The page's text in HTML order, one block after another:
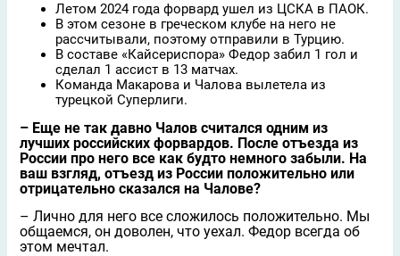
Летом 2024 года форвард ушел из ЦСКА в ПАОК.
В этом сезоне в греческом клубе на него не
рассчитывали, поэтому отправили в Турцию.
В составе «Кайсериспора» Федор забил 1 гол и
сделал 1 ассист в 13 матчах.
Команда Макарова и Чалова вылетела из
турецкой Суперлиги.
– Еще не так давно Чалов считался одним из
лучших российских форвардов. После отъезда из
России про него все как будто немного забыли. На
ваш взгляд, отъезд из России положительно или
отрицательно сказался на Чалове?
– Лично для него все сложилось положительно. Мы
общаемся, он доволен, что уехал. Федор всегда об
этом мечтал.